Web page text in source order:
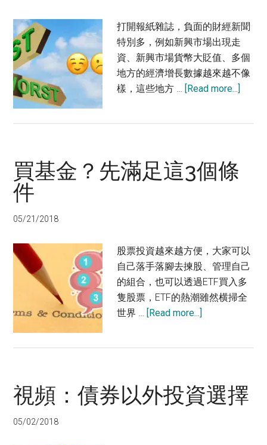
基
金
打開報紙雜誌，負面的財經新聞
特別多，例如新興市場出現走
資、新興市場貨幣大貶值、多個
地方的經濟增長數據越來越不像
樣，這些地方 … [Read more...]
金
買基金？先滿足這3個條
件
05/21/2018
股票投資越來越方便，大家可以
自己落手落腳去揀股、管理自己
的組合，也可以透過ETF買入多
隻股票，ETF的熱潮雖然横掃全
世界 … [Read more...]
滿
足
視頻：債券以外投資選擇
05/02/2018